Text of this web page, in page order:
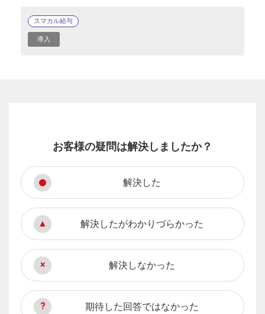
スマカル給与
導入
お客様の疑問は解決しましたか？
解決した
解決したがわかりづらかった
解決しなかった
期待した回答ではなかった